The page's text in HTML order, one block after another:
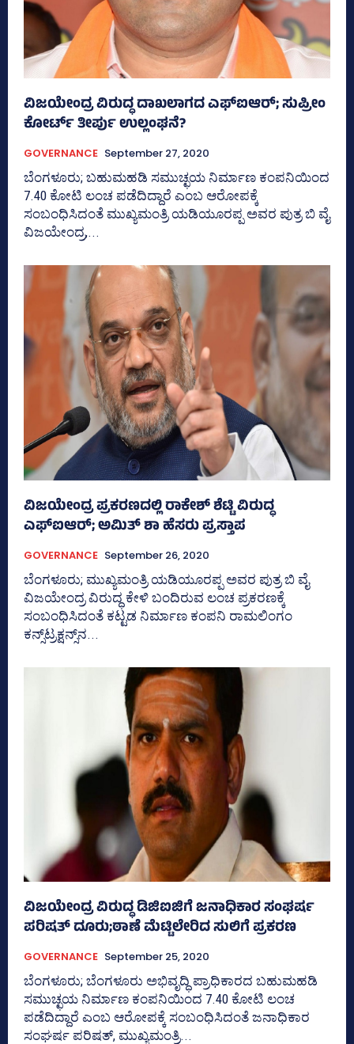
ವಿಜಯೇಂದ್ರ ವಿರುದ್ಧ ದಾಖಲಾಗದ ಎಫ್‌ಐಆರ್‌; ಸುಪ್ರೀಂ
ಕೋರ್ಟ್‌ ತೀರ್ಪು ಉಲ್ಲಂಘನೆ?
GOVERNANCE September 27, 2020
ಬೆಂಗಳೂರು; ಬಹುಮಹಡಿ ಸಮುಚ್ಛಯ ನಿರ್ಮಾಣ ಕಂಪನಿಯಿಂದ
7.40 ಕೋಟಿ ಲಂಚ ಪಡೆದಿದ್ದಾರೆ ಎಂಬ ಆರೋಪಕ್ಕೆ
ಸಂಬಂಧಿಸಿದಂತೆ ಮುಖ್ಯಮಂತ್ರಿ ಯಡಿಯೂರಪ್ಪ ಅವರ ಪುತ್ರ ಬಿ ವೈ
ವಿಜಯೇಂದ್ರ,...
ವಿಜಯೇಂದ್ರ ಪ್ರಕರಣದಲ್ಲಿ ರಾಕೇಶ್‌ ಶೆಟ್ಟಿ ವಿರುದ್ಧ
ಎಫ್‌ಐಆರ್‌; ಅಮಿತ್‌ ಶಾ ಹೆಸರು ಪ್ರಸ್ತಾಪ
GOVERNANCE September 26, 2020
ಬೆಂಗಳೂರು; ಮುಖ್ಯಮಂತ್ರಿ ಯಡಿಯೂರಪ್ಪ ಅವರ ಪುತ್ರ ಬಿ ವೈ
ವಿಜಯೇಂದ್ರ ವಿರುದ್ಧ ಕೇಳಿ ಬಂದಿರುವ ಲಂಚ ಪ್ರಕರಣಕ್ಕೆ
ಸಂಬಂಧಿಸಿದಂತೆ ಕಟ್ಟಡ ನಿರ್ಮಾಣ ಕಂಪನಿ ರಾಮಲಿಂಗಂ
ಕನ್ಸ್‌ಟ್ರಕ್ಷನ್ಸ್‌ನ...
ವಿಜಯೇಂದ್ರ ವಿರುದ್ಧ ಡಿಜಿಐಜಿಗೆ ಜನಾಧಿಕಾರ ಸಂಘರ್ಷ
ಪರಿಷತ್‌ ದೂರು;ಠಾಣೆ ಮೆಟ್ಟಿಲೇರಿದ ಸುಲಿಗೆ ಪ್ರಕರಣ
GOVERNANCE September 25, 2020
ಬೆಂಗಳೂರು; ಬೆಂಗಳೂರು ಅಭಿವೃದ್ಧಿ ಪ್ರಾಧಿಕಾರದ ಬಹುಮಹಡಿ
ಸಮುಚ್ಛಯ ನಿರ್ಮಾಣ ಕಂಪನಿಯಿಂದ 7.40 ಕೋಟಿ ಲಂಚ
ಪಡೆದಿದ್ದಾರೆ ಎಂಬ ಆರೋಪಕ್ಕೆ ಸಂಬಂಧಿಸಿದಂತೆ ಜನಾಧಿಕಾರ
ಸಂಘರ್ಷ ಪರಿಷತ್‌, ಮುಖ್ಯಮಂತ್ರಿ...